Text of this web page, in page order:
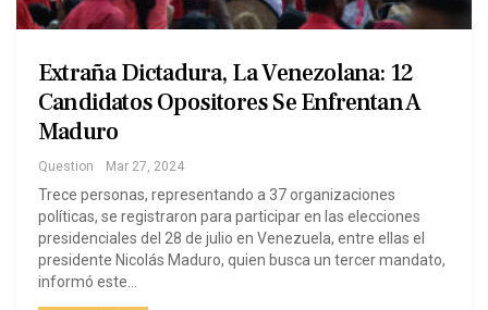
Extraña Dictadura, La Venezolana: 12
Candidatos Opositores Se Enfrentan A
Maduro
Question Mar 27, 2024
Trece personas, representando a 37 organizaciones
políticas, se registraron para participar en las elecciones
presidenciales del 28 de julio en Venezuela, entre ellas el
presidente Nicolás Maduro, quien busca un tercer mandato,
informó este…